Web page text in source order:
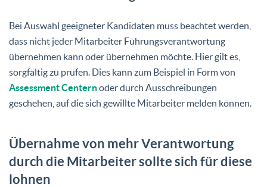
Bei Auswahl geeigneter Kandidaten muss beachtet werden,
dass nicht jeder Mitarbeiter Führungsverantwortung
übernehmen kann oder übernehmen möchte. Hier gilt es,
sorgfältig zu prüfen. Dies kann zum Beispiel in Form von
Assessment Centernoder durch Ausschreibungen
geschehen, auf die sich gewillte Mitarbeiter melden können.
Übernahme von mehr Verantwortung
durch die Mitarbeiter sollte sich für diese
lohnen